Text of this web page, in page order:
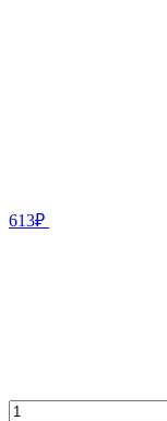
613₽